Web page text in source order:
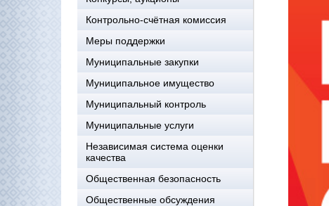
Контрольно-счётная комиссия
Меры поддержки
Муниципальные закупки
Муниципальное имущество
Муниципальный контроль
Муниципальные услуги
Независимая система оценки
качества
Общественная безопасность
Общественные обсуждения